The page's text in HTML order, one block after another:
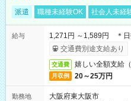
派遣 職種未経験OK 社会人未経
給与
1,271円 ～1,589円 ＊日
交通費別途支給あり
交通費 嬉しい全額支給
月収例 20～25万円
勤務地
大阪府東大阪市